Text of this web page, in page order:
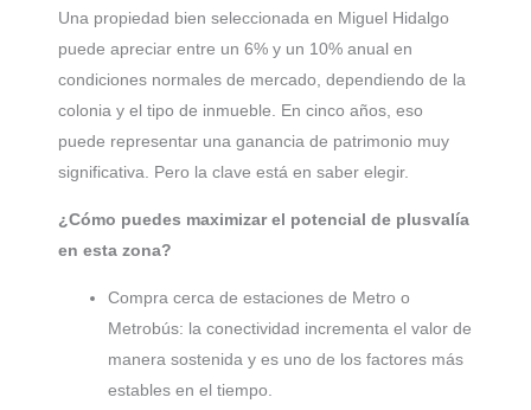
Una propiedad bien seleccionada en Miguel Hidalgo
puede apreciar entre un 6% y un 10% anual en
condiciones normales de mercado, dependiendo de la
colonia y el tipo de inmueble. En cinco años, eso
puede representar una ganancia de patrimonio muy
significativa. Pero la clave está en saber elegir.
¿Cómo puedes maximizar el potencial de plusvalía
en esta zona?
Compra cerca de estaciones de Metro o
Metrobús: la conectividad incrementa el valor de
manera sostenida y es uno de los factores más
estables en el tiempo.